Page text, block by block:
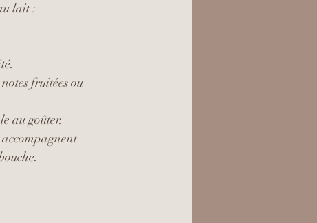
lait :
fruitées ou
au goûter.